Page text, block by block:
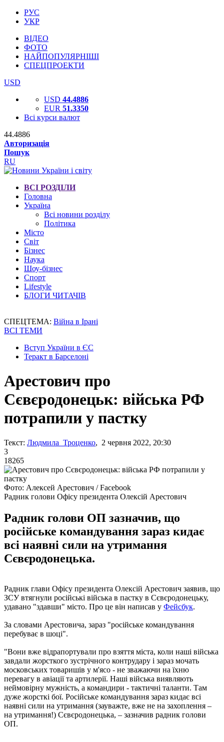
РУС
УКР
ВІДЕО
ФОТО
НАЙПОПУЛЯРНІШІ
СПЕЦПРОЕКТИ
USD
USD 44.4886
EUR 51.3350
Всі курси валют
44.4886
Авторизація
Пошук
RU
ВСІ РОЗДІЛИ
Головна
Україна
Всі новини розділу
Політика
Місто
Світ
Бізнес
Наука
Шоу-бізнес
Спорт
Lifestyle
БЛОГИ ЧИТАЧІВ
СПЕЦТЕМА: Війна в Ірані
ВСІ ТЕМИ
Вступ України в ЄС
Теракт в Барселоні
Арестович про
Сєвєродонецьк: війська РФ
потрапили у пастку
Текст: Людмила Троценко, 2 червня 2022, 20:30
3
18265
Фото: Алексей Арестович / Facebook
Радник голови Офісу президента Олексій Арестович
Радник голови ОП зазначив, що
російське командування зараз кидає
всі наявні сили на утримання
Сєвєродонецька.
Радник глави Офісу президента Олексій Арестович заявив, що
ЗСУ втягнули російські війська в пастку в Сєвєродонецьку,
удавано "здавши" місто. Про це він написав у Фейсбук.
За словами Арестовича, зараз "російське командування
перебуває в шоці".
"Вони вже відрапортували про взяття міста, коли наші війська
завдали жорсткого зустрічного контрудару і зараз мочать
московських товаришів у м'ясо - не зважаючи на їхню
перевагу в авіації та артилерії. Наші війська виявляють
неймовірну мужність, а командири - тактичні таланти. Там
дуже жорсткі бої. Російське командування зараз кидає всі
наявні сили на утримання (зауважте, вже не на захоплення –
на утримання!) Сєвєродонецька, – зазначив радник голови
ОП.